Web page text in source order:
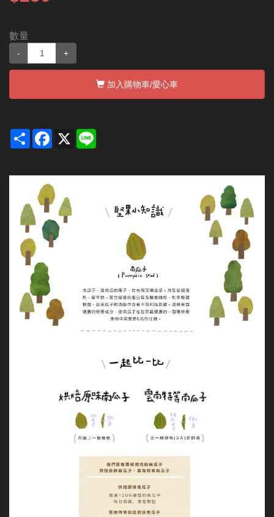
數量
- +
加入購物車/愛心車
Share Facebook
X